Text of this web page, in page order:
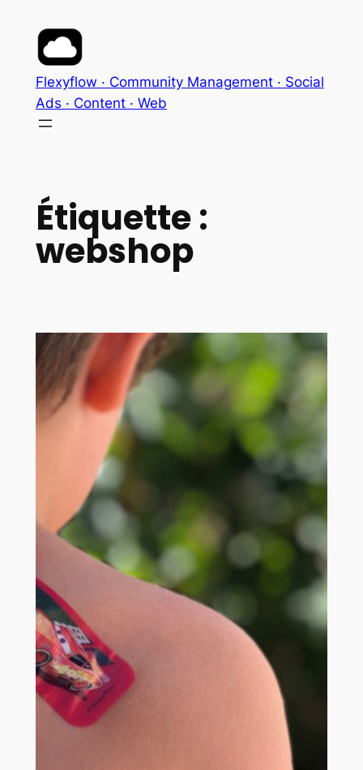
contenu
Flexyflow · Community Management · Social
Ads · Content · Web
Étiquette :
webshop